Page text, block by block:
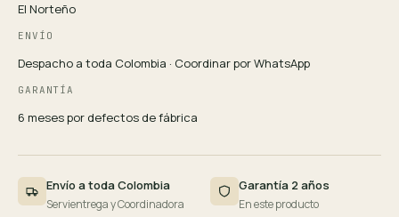
El Norteño
ENVÍO
Despacho a toda Colombia · Coordinar por WhatsApp
GARANTÍA
6 meses por defectos de fábrica
Envío a toda Colombia
Servientrega y Coordinadora
Garantía 2 años
En este producto